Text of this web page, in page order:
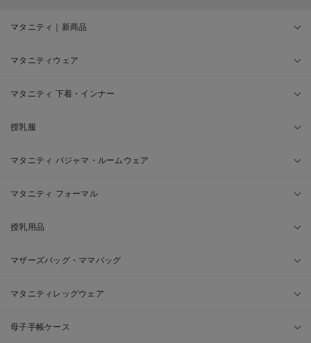
マタニティ｜新商品
マタニティウェア
マタニティ 下着・インナー
授乳服
マタニティ パジャマ・ルームウェア
マタニティ フォーマル
授乳用品
マザーズバッグ・ママバッグ
マタニティレッグウェア
母子手帳ケース